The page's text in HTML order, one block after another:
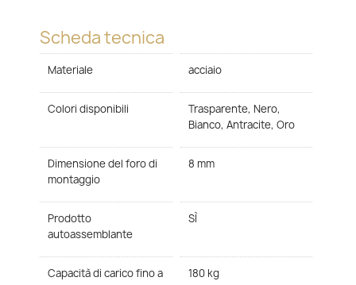
Scheda tecnica
Materiale acciaio
Colori disponibili
Trasparente, Nero,
Bianco, Antracite, Oro
Dimensione del foro di
montaggio
8 mm
Prodotto
autoassemblante
SÌ
Capacità di carico fino a 180 kg